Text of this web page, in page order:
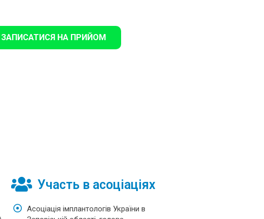
ЗАПИСАТИСЯ НА ПРИЙОМ
Участь в асоціаціях
Асоціація імплантологів України в